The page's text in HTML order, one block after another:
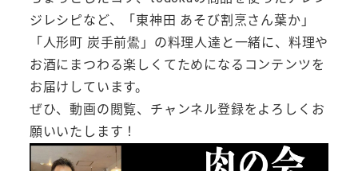
ジレシピなど、「東神田 あそび割烹さん葉か」
「人形町 炭手前鷽」の料理人達と一緒に、料理や
お酒にまつわる楽しくてためになるコンテンツを
お届けしています。
ぜひ、動画の閲覧、チャンネル登録をよろしくお
願いいたします！